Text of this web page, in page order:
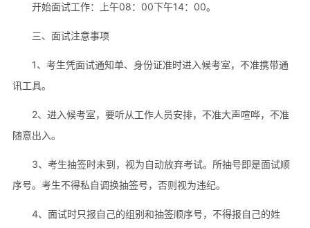
开始面试工作：上午08：00下午14：00。
三、面试注意事项
1、考生凭面试通知单、身份证准时进入候考室，不准携带通
讯工具。
2、进入候考室，要听从工作人员安排，不准大声喧哗，不准
随意出入。
3、考生抽签时未到，视为自动放弃考试。所抽号即是面试顺
序号。考生不得私自调换抽签号，否则视为违纪。
4、面试时只报自己的组别和抽签顺序号，不得报自己的姓